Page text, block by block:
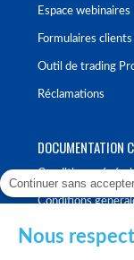
Espace webinaires
Formulaires clients
Outil de trading
Réclamations
DOCUMENTATION
Conditions
Conditions
Continuer sans accepter
Nous